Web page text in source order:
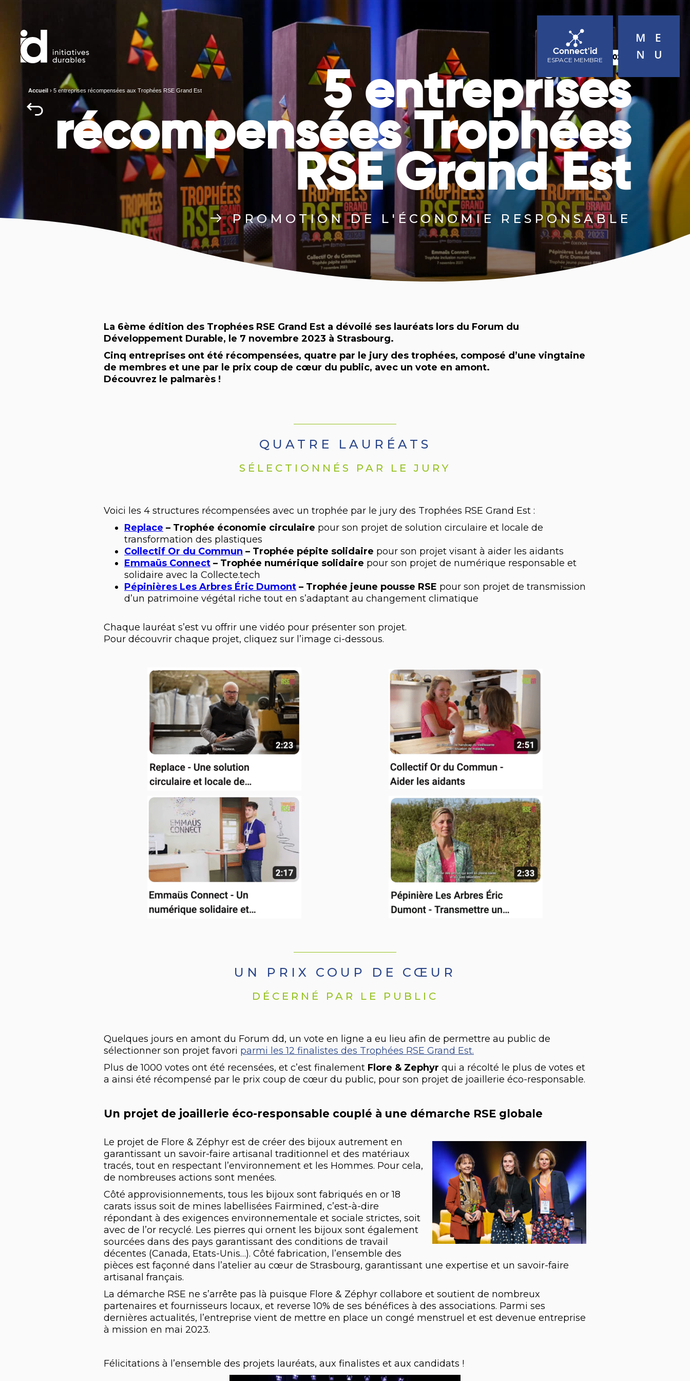
INITIATIVES
TOUS
BONNE
RAISON
D’AGIR
AGENDA CONTACT
Connect'id
ESPACE MEMBRE
Accueil › 5 entreprises récompensées aux Trophées RSE Grand Est
DÉCEMBRE 2023
5 entreprises
récompensées Trophées
RSE Grand Est
PROMOTION DE L'ÉCONOMIE RESPONSABLE
La 6ème édition des Trophées RSE Grand Est a dévoilé ses lauréats lors du Forum du
Développement Durable, le 7 novembre 2023 à Strasbourg.
Cinq entreprises ont été récompensées, quatre par le jury des trophées, composé d’une vingtaine
de membres et une par le prix coup de cœur du public, avec un vote en amont.
Découvrez le palmarès !
QUATRE LAURÉATS
SÉLECTIONNÉS PAR LE JURY
Voici les 4 structures récompensées avec un trophée par le jury des Trophées RSE Grand Est :
Replace – Trophée économie circulaire pour son projet de solution circulaire et locale de
transformation des plastiques
Collectif Or du Commun – Trophée pépite solidaire pour son projet visant à aider les aidants
Emmaüs Connect – Trophée numérique solidaire pour son projet de numérique responsable et
solidaire avec la Collecte.tech
Pépinières Les Arbres Éric Dumont – Trophée jeune pousse RSE pour son projet de transmission
d’un patrimoine végétal riche tout en s’adaptant au changement climatique
Chaque lauréat s’est vu offrir une vidéo pour présenter son projet.
Pour découvrir chaque projet, cliquez sur l’image ci-dessous.
UN PRIX COUP DE CŒUR
DÉCERNÉ PAR LE PUBLIC
Quelques jours en amont du Forum dd, un vote en ligne a eu lieu afin de permettre au public de
sélectionner son projet favori parmi les 12 finalistes des Trophées RSE Grand Est.
Plus de 1000 votes ont été recensées, et c’est finalement Flore & Zephyr qui a récolté le plus de votes et
a ainsi été récompensé par le prix coup de cœur du public, pour son projet de joaillerie éco-responsable.
Un projet de joaillerie éco-responsable couplé à une démarche RSE globale
Le projet de Flore & Zéphyr est de créer des bijoux autrement en
garantissant un savoir-faire artisanal traditionnel et des matériaux
tracés, tout en respectant l’environnement et les Hommes. Pour cela,
de nombreuses actions sont menées.
Côté approvisionnements, tous les bijoux sont fabriqués en or 18
carats issus soit de mines labellisées Fairmined, c’est-à-dire
répondant à des exigences environnementale et sociale strictes, soit
avec de l’or recyclé. Les pierres qui ornent les bijoux sont également
sourcées dans des pays garantissant des conditions de travail
décentes (Canada, Etats-Unis…). Côté fabrication, l’ensemble des
pièces est façonné dans l’atelier au cœur de Strasbourg, garantissant une expertise et un savoir-faire
artisanal français.
La démarche RSE ne s’arrête pas là puisque Flore & Zéphyr collabore et soutient de nombreux
partenaires et fournisseurs locaux, et reverse 10% de ses bénéfices à des associations. Parmi ses
dernières actualités, l’entreprise vient de mettre en place un congé menstruel et est devenue entreprise
à mission en mai 2023.
Félicitations à l’ensemble des projets lauréats, aux finalistes et aux candidats !